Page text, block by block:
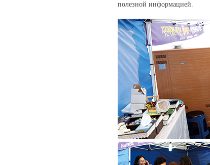
полезной информацией.